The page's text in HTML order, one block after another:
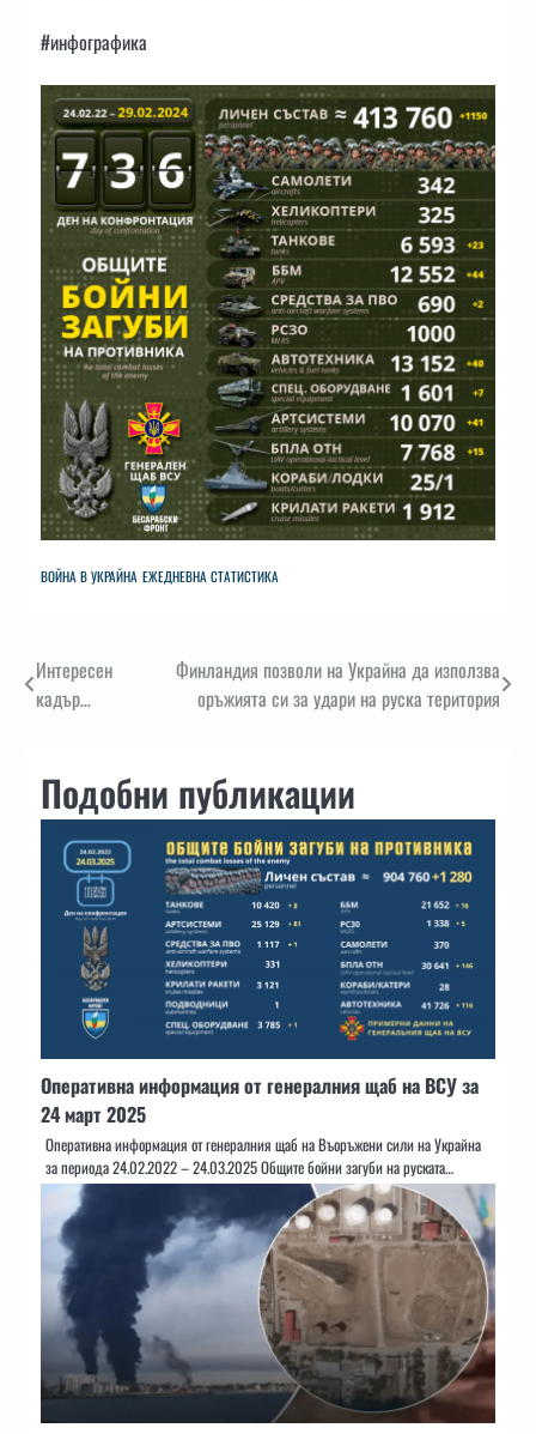
#инфографика
ВОЙНА В УКРАЙНА ЕЖЕДНЕВНА СТАТИСТИКА
Навигация
Интересен
кадър…
Финландия позволи на Украйна да използва
оръжията си за удари на руска територия
Подобни публикации
Оперативна информация от генералния щаб на ВСУ за
24 март 2025
Оперативна информация от генералния щаб на Въоръжени сили на Украйна
за периода 24.02.2022 – 24.03.2025 Общите бойни загуби на руската…